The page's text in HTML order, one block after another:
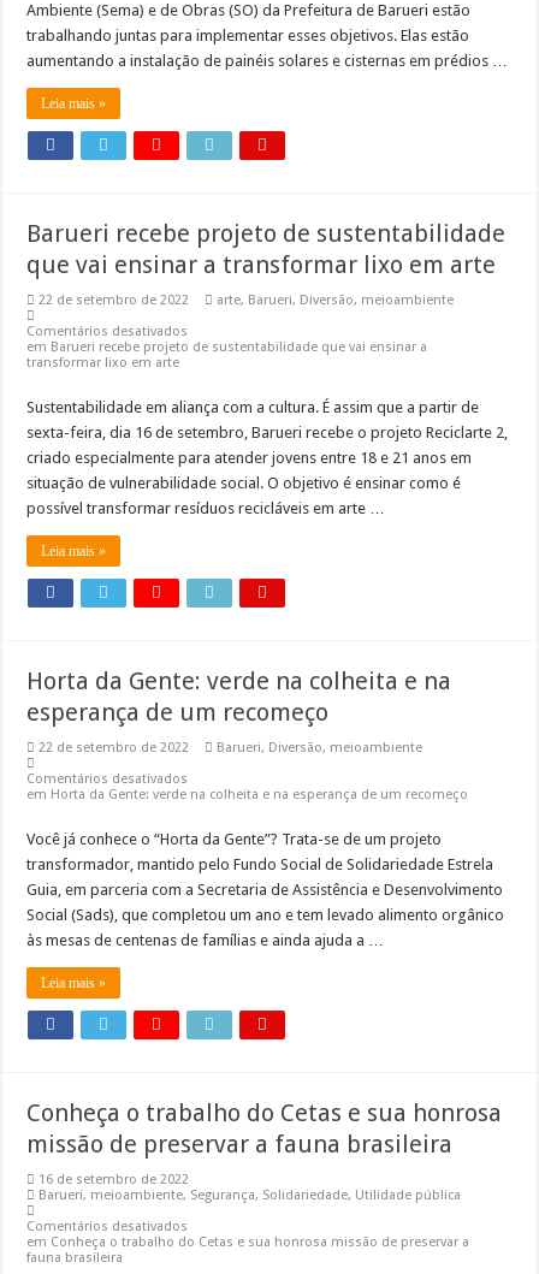
Ambiente (Sema) e de Obras (SO) da Prefeitura de Barueri estão
trabalhando juntas para implementar esses objetivos. Elas estão
aumentando a instalação de painéis solares e cisternas em prédios …
Leia mais »
Barueri recebe projeto de sustentabilidade
que vai ensinar a transformar lixo em arte
22 de setembro de 2022 arte, Barueri, Diversão, meioambiente
Comentários desativados
em Barueri recebe projeto de sustentabilidade que vai ensinar a
transformar lixo em arte
Sustentabilidade em aliança com a cultura. É assim que a partir de
sexta-feira, dia 16 de setembro, Barueri recebe o projeto Reciclarte 2,
criado especialmente para atender jovens entre 18 e 21 anos em
situação de vulnerabilidade social. O objetivo é ensinar como é
possível transformar resíduos recicláveis em arte …
Leia mais »
Horta da Gente: verde na colheita e na
esperança de um recomeço
22 de setembro de 2022 Barueri, Diversão, meioambiente
Comentários desativados
em Horta da Gente: verde na colheita e na esperança de um recomeço
Você já conhece o “Horta da Gente”? Trata-se de um projeto
transformador, mantido pelo Fundo Social de Solidariedade Estrela
Guia, em parceria com a Secretaria de Assistência e Desenvolvimento
Social (Sads), que completou um ano e tem levado alimento orgânico
às mesas de centenas de famílias e ainda ajuda a …
Leia mais »
Conheça o trabalho do Cetas e sua honrosa
missão de preservar a fauna brasileira
16 de setembro de 2022
Barueri, meioambiente, Segurança, Solidariedade, Utilidade pública
Comentários desativados
em Conheça o trabalho do Cetas e sua honrosa missão de preservar a
fauna brasileira